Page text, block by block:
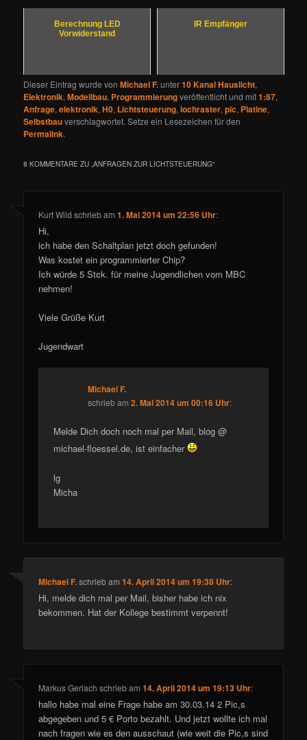
Berechnung LED
Vorwiderstand
IR Empfänger
Dieser Eintrag wurde vonMichael F.unter10 Kanal Hauslicht,
Elektronik,Modellbau, Programmierungveröffentlicht und mit1:87,
Anfrage,elektronik,H0, Lichtsteuerung,lochraster,pic, Platine,
Selbstbauverschlagwortet. Setze ein Lesezeichen für den
Permalink.
8 KOMMENTARE ZU „ANFRAGEN ZUR LICHTSTEUERUNG“
Kurt Wild schriebam1. Mai 2014 um 22:56 Uhr:
Hi,
ich habe den Schaltplan jetzt doch gefunden!
Was kostet ein programmierter Chip?
Ich würde 5 Stck. für meine Jugendlichen vom MBC
nehmen!
Viele Grüße Kurt
Jugendwart
Michael F.
schriebam2. Mai 2014 um 00:16 Uhr:
Melde Dich doch noch mal per Mail, blog @
michael-floessel.de, ist einfacher
lg
Micha
Michael F.schriebam14. April 2014 um 19:38 Uhr:
Hi, melde dich mal per Mail, bisher habe ich nix
bekommen. Hat der Kollege bestimmt verpennt!
Markus Gerlach schriebam14. April 2014 um 19:13 Uhr:
hallo habe mal eine Frage habe am 30.03.14 2 Pic,s
abgegeben und 5 € Porto bezahlt. Und jetzt wollte ich mal
nach fragen wie es den ausschaut (wie weit die Pic,s sind